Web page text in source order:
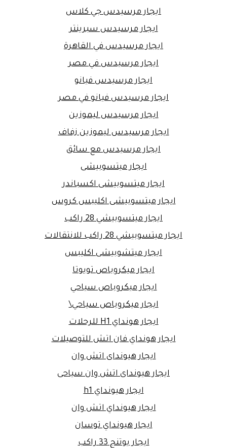
ايجار مرسيدس جي كلاس
ايجار مرسيدس سبرينتر
ايجار مرسيدس في القاهرة
ايجار مرسيدس في مصر
ايجار مرسيدس فيانو
ايجار مرسيدس فيانو في مصر
ايجار مرسيدس ليموزين
ايجار مرسيدس ليموزين زفاف
ايجار مرسيدس مع سائق
ايجار ميتسوبيشى
ايجار ميتسوبيشى اكسباندر
ايجار ميتسوبيشى اكليبس كروس
ايجار ميتسوبيشي 28 راكب
ايجار ميتسوبيشي 28 راكب للانتقالات
ايجار ميتشوبيشى اكليبس
ايجار ميكروباص تويوتا
ايجار ميكروباص سياحي
ايجار ميكروباص سياحي\
ايجار هونداي H1 للرحلات
ايجار هونداي فان اتش للتوصيلات
ايجار هيونداى اتش وان
ايجار هيونداى اتش وان سياحى
ايجار هيونداي h1
ايجار هيونداي اتش وان
ايجار هيونداي توسان
ايجار يوتنج 33 راكب